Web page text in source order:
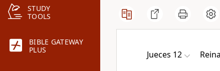
STUDY
TOOLS
BIBLE GATEWAY
PLUS
Jueces 12